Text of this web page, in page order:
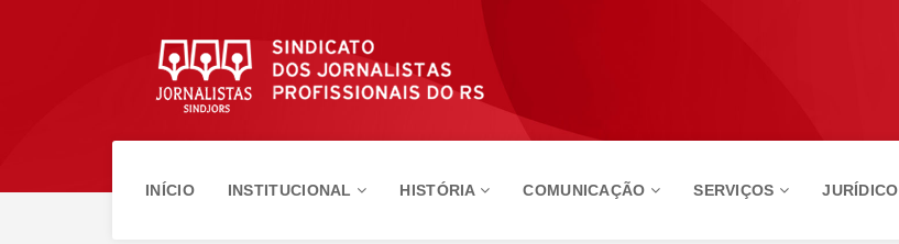
INÍCIO INSTITUCIONAL HISTÓRIA COMUNICAÇÃO SERVIÇOS JURÍDICO